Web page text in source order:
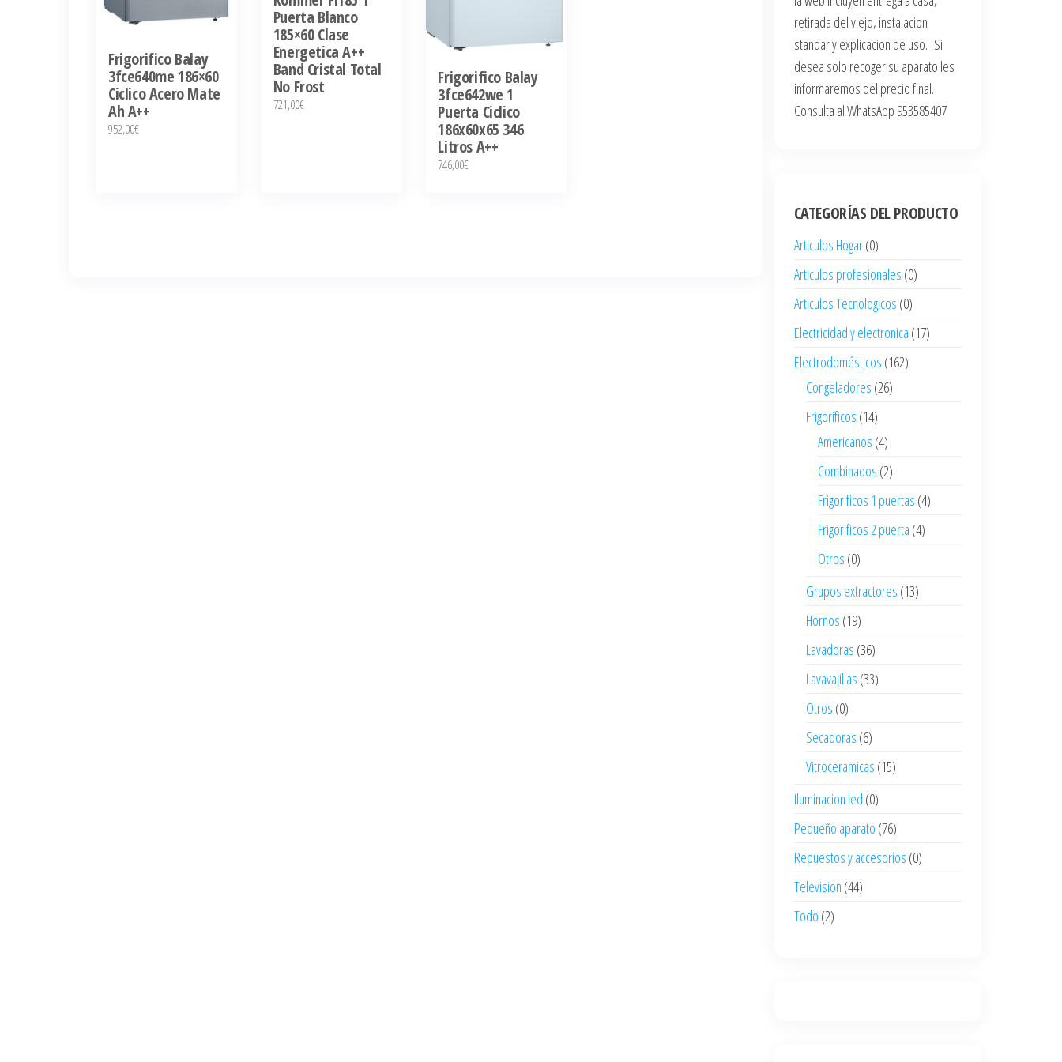
Frigorifico Balay
3fce640me 186×60
Ciclico Acero Mate
Ah A++
952,00€
Puerta Blanco
185×60 Clase
Energetica A++
Band Cristal Total
No Frost
721,00€
Frigorifico Balay
3fce642we 1
Puerta Ciclico
186x60x65 346
Litros A++
746,00€
retirada del viejo, instalacion
standar y explicacion de uso. Si
desea solo recoger su aparato les
informaremos del precio final.
Consulta al WhatsApp 953585407
CATEGORÍAS DEL PRODUCTO
Articulos Hogar(0)
Articulos profesionales (0)
Articulos Tecnologicos (0)
Electricidad y electronica (17)
Electrodomésticos (162)
Congeladores (26)
Frigorificos (14)
Americanos (4)
Combinados (2)
Frigorificos 1 puertas (4)
Frigorificos 2 puerta (4)
Otros (0)
Grupos extractores (13)
Hornos (19)
Lavadoras (36)
Lavavajillas (33)
Otros (0)
Secadoras (6)
Vitroceramicas (15)
Iluminacion led (0)
Pequeño aparato (76)
Repuestos y accesorios (0)
Television (44)
Todo (2)